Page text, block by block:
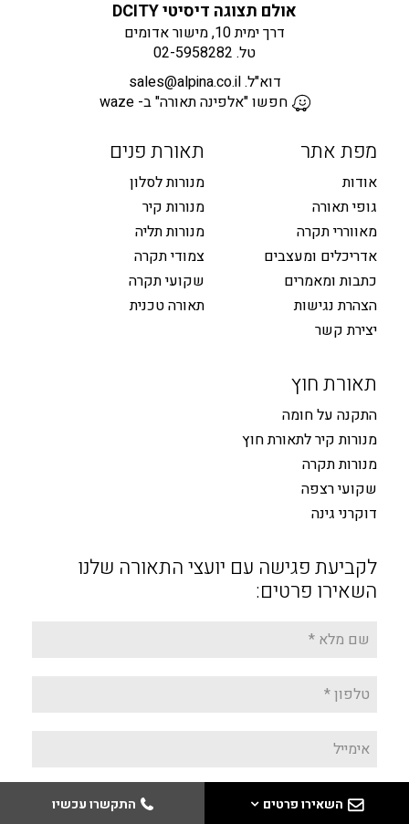
אולם תצוגה דיסיטי DCITY
דרך ימית 10, מישור אדומים
טל. 02-5958282
דוא"ל.sales@alpina.co.il
חפשו "אלפינה תאורה" ב- waze
מפת אתר
אודות
גופי תאורה
מאווררי תקרה
אדריכלים ומעצבים
כתבות ומאמרים
הצהרת נגישות
יצירת קשר
תאורת פנים
מנורות לסלון
מנורות קיר
מנורות תליה
צמודי תקרה
שקועי תקרה
תאורה טכנית
תאורת חוץ
התקנה על חומה
מנורות קיר לתאורת חוץ
מנורות תקרה
שקועי רצפה
דוקרני גינה
לקביעת פגישה עם יועצי התאורה שלנו
השאירו פרטים:
השאירו פרטים התקשרו עכשיו